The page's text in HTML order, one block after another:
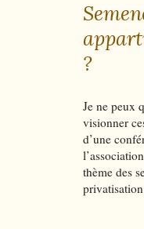
?
Je ne peux
visionner
d’une
thème des